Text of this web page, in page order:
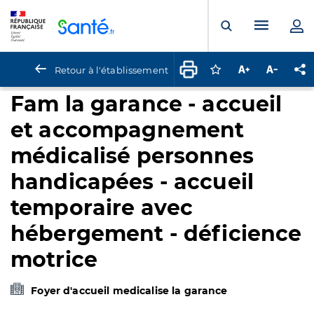
Ouvrir laMenu
Retour à l'établissement Connectez-vous
Augmenter la
Fam la garance - accueil
et accompagnement
médicalisé personnes
handicapées - accueil
temporaire avec
hébergement - déficience
motrice
Foyer d'accueil medicalise la garance